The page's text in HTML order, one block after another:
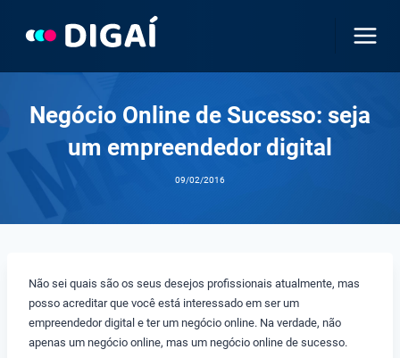
Negócio Online de Sucesso: seja
um empreendedor digital
09/02/2016
Não sei quais são os seus desejos profissionais atualmente, mas
posso acreditar que você está interessado em ser um
empreendedor digital e ter um negócio online. Na verdade, não
apenas um negócio online, mas um negócio online de sucesso.